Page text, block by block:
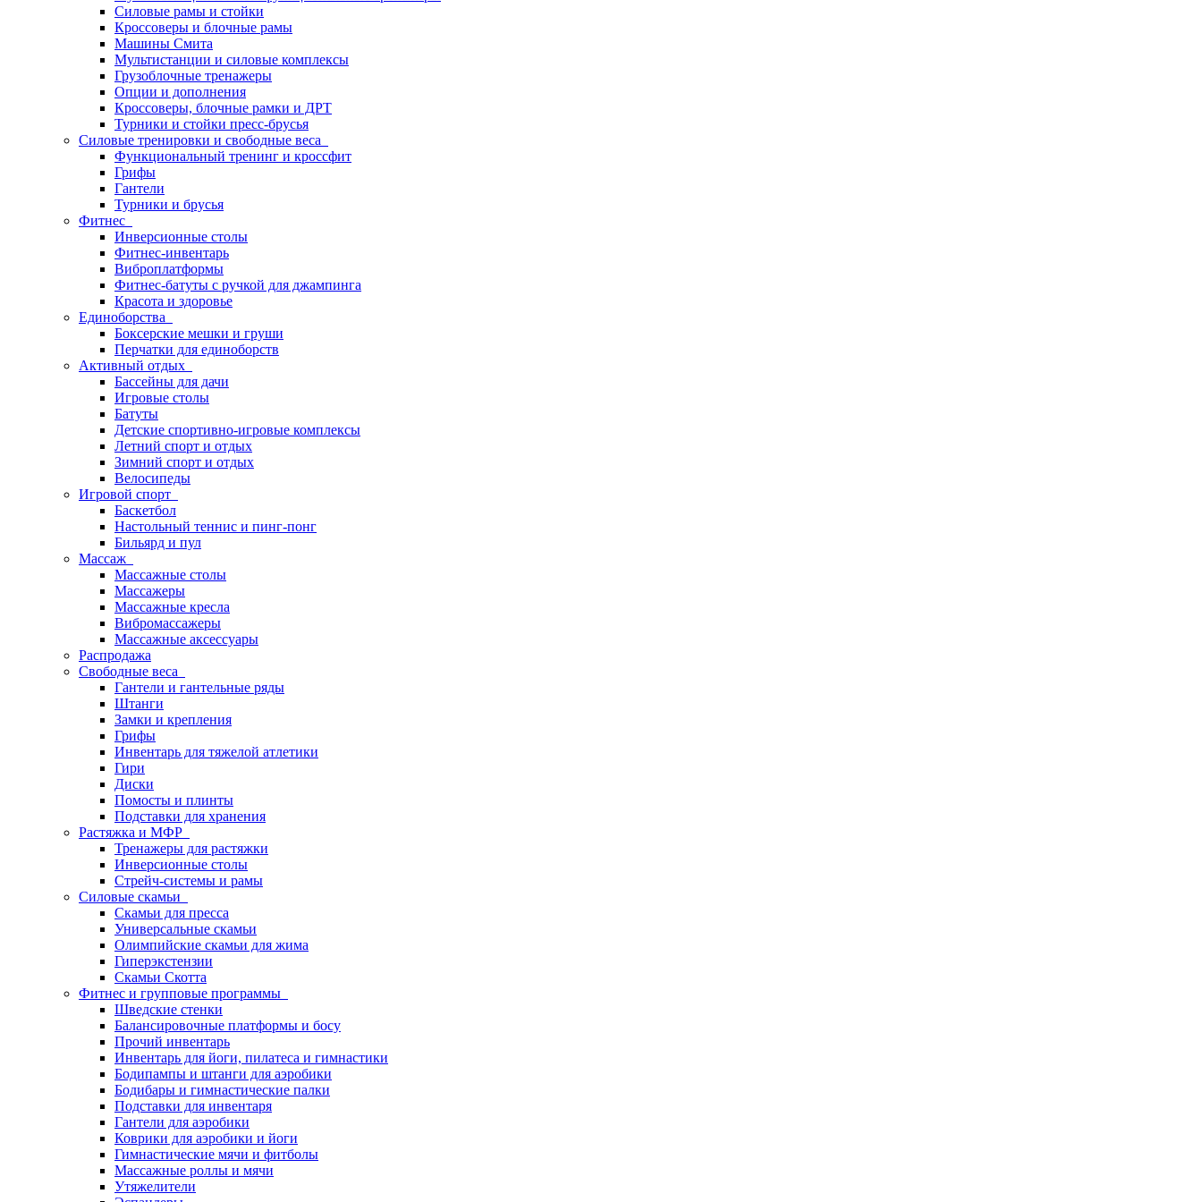
Силовые рамы и стойки
Кроссоверы и блочные рамы
Машины Смита
Мультистанции и силовые комплексы
Грузоблочные тренажеры
Опции и дополнения
Кроссоверы, блочные рамки и ДРТ
Турники и стойки пресс-брусья
Силовые тренировки и свободные веса
Функциональный тренинг и кроссфит
Грифы
Гантели
Турники и брусья
Фитнес
Инверсионные столы
Фитнес-инвентарь
Виброплатформы
Фитнес-батуты с ручкой для джампинга
Красота и здоровье
Единоборства
Боксерские мешки и груши
Перчатки для единоборств
Активный отдых
Бассейны для дачи
Игровые столы
Батуты
Детские спортивно-игровые комплексы
Летний спорт и отдых
Зимний спорт и отдых
Велосипеды
Игровой спорт
Баскетбол
Настольный теннис и пинг-понг
Бильярд и пул
Массаж
Массажные столы
Массажеры
Массажные кресла
Вибромассажеры
Массажные аксессуары
Распродажа
Свободные веса
Гантели и гантельные ряды
Штанги
Замки и крепления
Грифы
Инвентарь для тяжелой атлетики
Гири
Диски
Помосты и плинты
Подставки для хранения
Растяжка и МФР
Тренажеры для растяжки
Инверсионные столы
Стрейч-системы и рамы
Силовые скамьи
Скамьи для пресса
Универсальные скамьи
Олимпийские скамьи для жима
Гиперэкстензии
Скамьи Скотта
Фитнес и групповые программы
Шведские стенки
Балансировочные платформы и босу
Прочий инвентарь
Инвентарь для йоги, пилатеса и гимнастики
Бодипампы и штанги для аэробики
Бодибары и гимнастические палки
Подставки для инвентаря
Гантели для аэробики
Коврики для аэробики и йоги
Гимнастические мячи и фитболы
Массажные роллы и мячи
Утяжелители